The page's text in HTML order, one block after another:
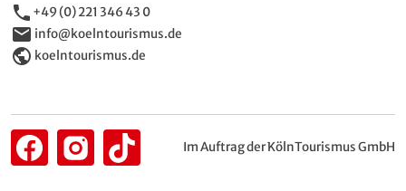
phone +49 (0) 221 346 43 0
email info@koelntourismus.de
public koelntourismus.de
Im Auftrag der KölnTourismus GmbH